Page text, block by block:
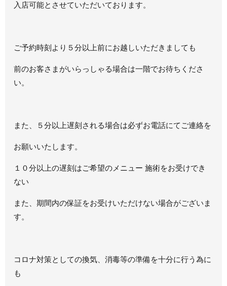
入店可能とさせていただいております。
ご予約時刻より５分以上前にお越しいただきましても
前のお客さまがいらっしゃる場合は一階でお待ちくださ
い。
また、５分以上遅刻される場合は必ずお電話にてご連絡を
お願いいたします。
１０分以上の遅刻はご希望のメニュー 施術をお受けでき
ない
また、期間内の保証をお受けいただけない場合がございま
す。
コロナ対策としての換気、消毒等の準備を十分に行う為に
も